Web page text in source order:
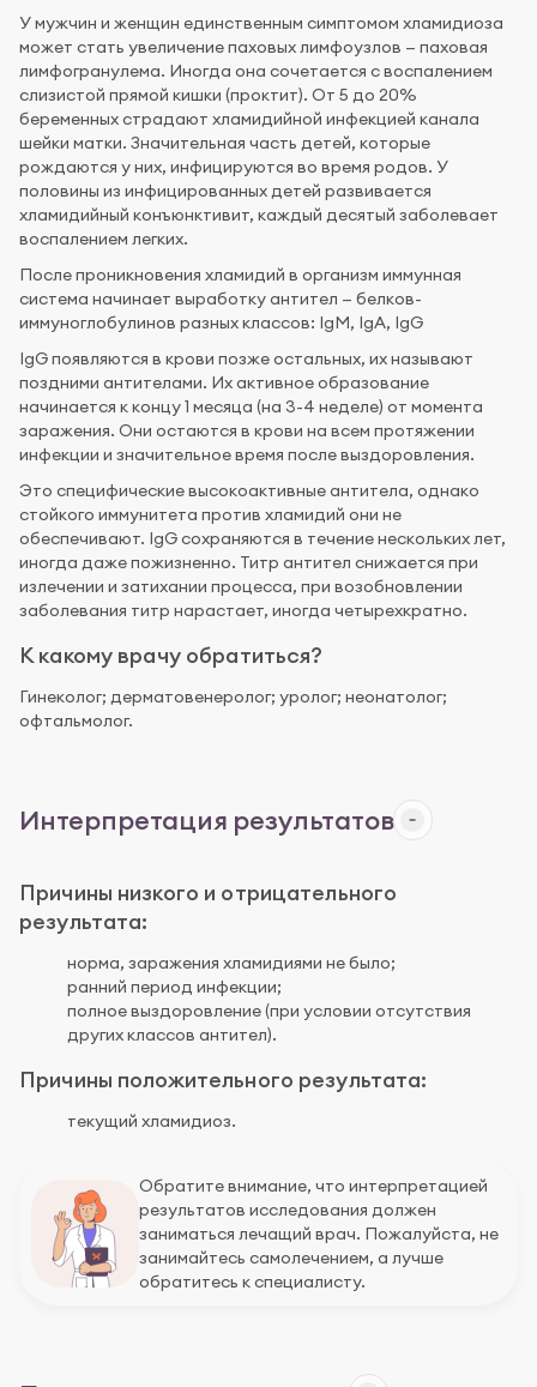
У мужчин и женщин единственным симптомом хламидиоза
может стать увеличение паховых лимфоузлов — паховая
лимфогранулема. Иногда она сочетается с воспалением
слизистой прямой кишки (проктит). От 5 до 20%
беременных страдают хламидийной инфекцией канала
шейки матки. Значительная часть детей, которые
рождаются у них, инфицируются во время родов. У
половины из инфицированных детей развивается
хламидийный конъюнктивит, каждый десятый заболевает
воспалением легких.
После проникновения хламидий в организм иммунная
система начинает выработку антител — белков-
иммуноглобулинов разных классов: IgМ, IgA, IgG
IgG появляются в крови позже остальных, их называют
поздними антителами. Их активное образование
начинается к концу 1 месяца (на 3-4 неделе) от момента
заражения. Они остаются в крови на всем протяжении
инфекции и значительное время после выздоровления.
Это специфические высокоактивные антитела, однако
стойкого иммунитета против хламидий они не
обеспечивают. IgG сохраняются в течение нескольких лет,
иногда даже пожизненно. Титр антител снижается при
излечении и затихании процесса, при возобновлении
заболевания титр нарастает, иногда четырехкратно.
К какому врачу обратиться?
Гинеколог; дерматовенеролог; уролог; неонатолог;
офтальмолог.
Интерпретация результатов
Причины низкого и отрицательного
результата:
норма, заражения хламидиями не было;
ранний период инфекции;
полное выздоровление (при условии отсутствия
других классов антител).
Причины положительного результата:
текущий хламидиоз.
Обратите внимание, что интерпретацией
результатов исследования должен
заниматься лечащий врач. Пожалуйста, не
занимайтесь самолечением, а лучше
обратитесь к специалисту.